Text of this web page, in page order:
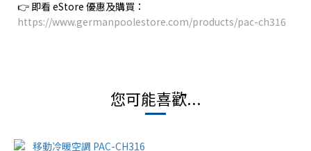
👉 即看eStore 優惠及購買：
https://www.germanpoolestore.com/products/pac-ch316
您可能喜歡...